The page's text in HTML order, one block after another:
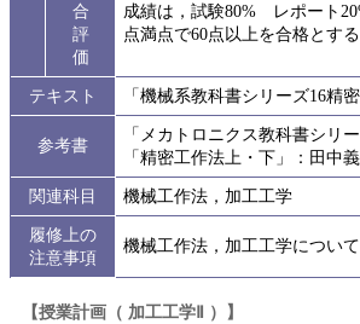
合
評
価
成績は，試験80% レポート
点満点で60点以上を合格とする
テキスト 「機械系教科書シリーズ16精
参考書
「メカトロニクス教科書シリ
「精密工作法上・下」：田中
関連科目
機械工作法，加工工学
履修上の
注意事項
機械工作法，加工工学につい
【授業計画（ 加工工学Ⅱ ）】